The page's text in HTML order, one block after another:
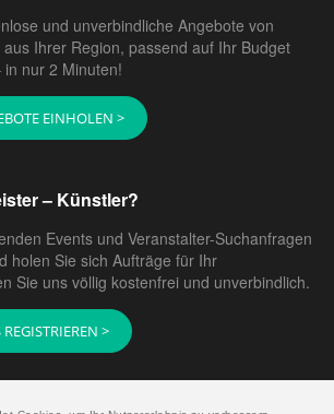
und unverbindliche Angebote von
Ihrer Region, passend auf Ihr Budget
nur 2 Minuten!
EINHOLEN >
– Künstler?
Events und Veranstalter-Suchanfragen
holen Sie sich Aufträge für Ihr
Sie uns völlig kostenfrei und unverbindlich.
>